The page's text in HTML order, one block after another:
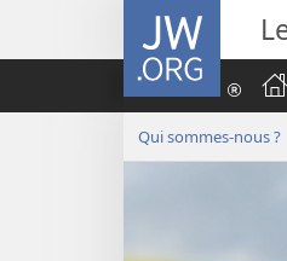
JW.ORG
Qui sommes-nous ?